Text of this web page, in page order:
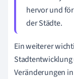
hervor und
der Städte.
Ein weiterer
Veränderungen